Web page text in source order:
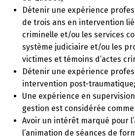
Détenir une expérience
de trois ans en intervention
criminelle et/ou les services
système judiciaire et/ou les
victimes et témoins d’actes
Détenir une expérience
intervention post-traumatique;
Une expérience en
gestion est considérée
Avoir un intérêt marqué pour
l’animation de séances de